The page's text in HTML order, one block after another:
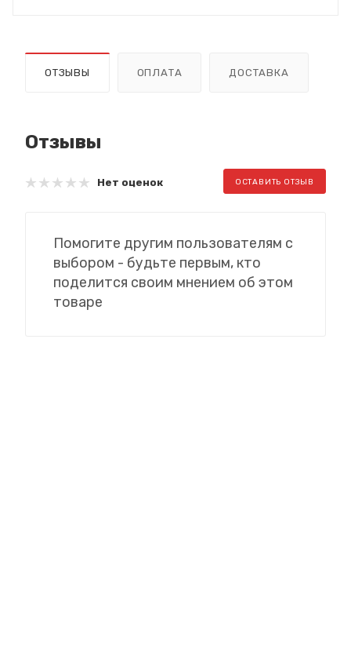
ОТЗЫВЫ ОПЛАТА ДОСТАВКА
Отзывы
Нет оценок ОСТАВИТЬ ОТЗЫВ
Помогите другим пользователям с
выбором - будьте первым, кто
поделится своим мнением об этом
товаре